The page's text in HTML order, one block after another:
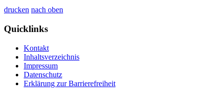
drucken nach oben
Quicklinks
Kontakt
Inhaltsverzeichnis
Impressum
Datenschutz
Erklärung zur Barrierefreiheit